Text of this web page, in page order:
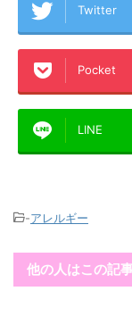
Twitter
Pocket
LINE
-アレルギー
他の人はこの記